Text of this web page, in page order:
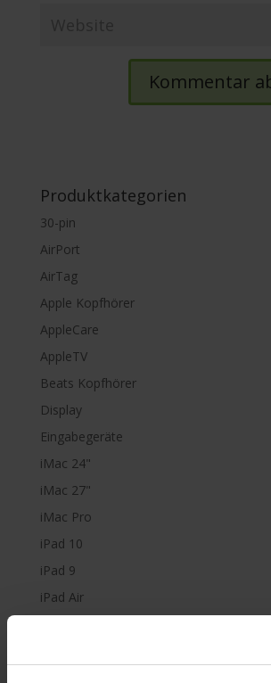
Produktkategorien
30-pin
AirPort
AirTag
Apple Kopfhörer
AppleCare
AppleTV
Beats Kopfhörer
Display
Eingabegeräte
iMac 24"
iMac 27"
iMac Pro
iPad 10
iPad 9
iPad Air